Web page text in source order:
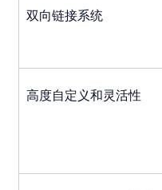
双向链接系统
高度自定义和灵活性